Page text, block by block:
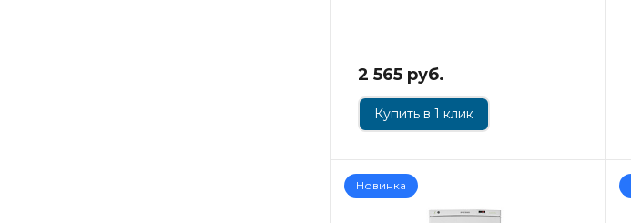
2 565 руб.
Купить в 1 клик
Новинка